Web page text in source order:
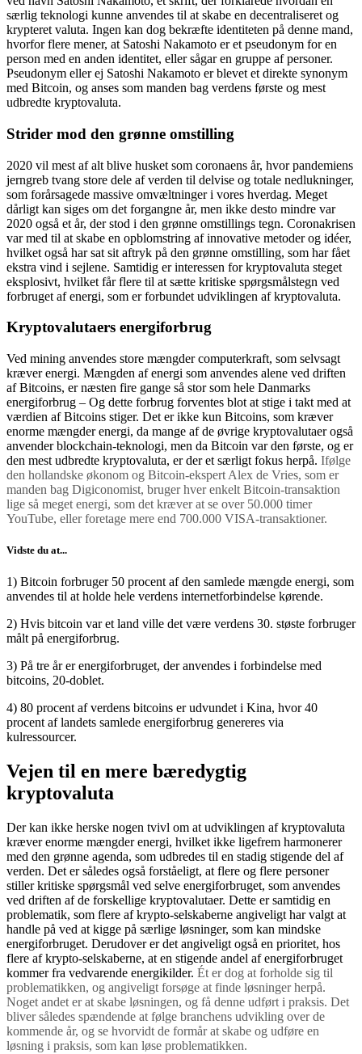
særlig teknologi kunne anvendes til at skabe en decentraliseret og
krypteret valuta. Ingen kan dog bekræfte identiteten på denne mand,
hvorfor flere mener, at Satoshi Nakamoto er et pseudonym for en
person med en anden identitet, eller sågar en gruppe af personer.
Pseudonym eller ej Satoshi Nakamoto er blevet et direkte synonym
med Bitcoin, og anses som manden bag verdens første og mest
udbredte kryptovaluta.
Strider mod den grønne omstilling
2020 vil mest af alt blive husket som coronaens år, hvor pandemiens
jerngreb tvang store dele af verden til delvise og totale nedlukninger,
som forårsagede massive omvæltninger i vores hverdag. Meget
dårligt kan siges om det forgangne år, men ikke desto mindre var
2020 også et år, der stod i den grønne omstillings tegn. Coronakrisen
var med til at skabe en opblomstring af innovative metoder og idéer,
hvilket også har sat sit aftryk på den grønne omstilling, som har fået
ekstra vind i sejlene. Samtidig er interessen for kryptovaluta steget
eksplosivt, hvilket får flere til at sætte kritiske spørgsmålstegn ved
forbruget af energi, som er forbundet udviklingen af kryptovaluta.
Kryptovalutaers energiforbrug
Ved mining anvendes store mængder computerkraft, som selvsagt
kræver energi. Mængden af energi som anvendes alene ved driften
af Bitcoins, er næsten fire gange så stor som hele Danmarks
energiforbrug – Og dette forbrug forventes blot at stige i takt med at
værdien af Bitcoins stiger. Det er ikke kun Bitcoins, som kræver
enorme mængder energi, da mange af de øvrige kryptovalutaer også
anvender blockchain-teknologi, men da Bitcoin var den første, og er
den mest udbredte kryptovaluta, er der et særligt fokus herpå. Ifølge
den hollandske økonom og Bitcoin-ekspert Alex de Vries, som er
manden bag Digiconomist, bruger hver enkelt Bitcoin-transaktion
lige så meget energi, som det kræver at se over 50.000 timer
YouTube, eller foretage mere end 700.000 VISA-transaktioner.
Vidste du at...
1) Bitcoin forbruger 50 procent af den samlede mængde energi, som
anvendes til at holde hele verdens internetforbindelse kørende.
2) Hvis bitcoin var et land ville det være verdens 30. støste forbruger
målt på energiforbrug.
3) På tre år er energiforbruget, der anvendes i forbindelse med
bitcoins, 20-doblet.
4) 80 procent af verdens bitcoins er udvundet i Kina, hvor 40
procent af landets samlede energiforbrug genereres via
kulressourcer.
Vejen til en mere bæredygtig
kryptovaluta
Der kan ikke herske nogen tvivl om at udviklingen af kryptovaluta
kræver enorme mængder energi, hvilket ikke ligefrem harmonerer
med den grønne agenda, som udbredes til en stadig stigende del af
verden. Det er således også forståeligt, at flere og flere personer
stiller kritiske spørgsmål ved selve energiforbruget, som anvendes
ved driften af de forskellige kryptovalutaer. Dette er samtidig en
problematik, som flere af krypto-selskaberne angiveligt har valgt at
handle på ved at kigge på særlige løsninger, som kan mindske
energiforbruget. Derudover er det angiveligt også en prioritet, hos
flere af krypto-selskaberne, at en stigende andel af energiforbruget
kommer fra vedvarende energikilder. Ét er dog at forholde sig til
problematikken, og angiveligt forsøge at finde løsninger herpå.
Noget andet er at skabe løsningen, og få denne udført i praksis. Det
bliver således spændende at følge branchens udvikling over de
kommende år, og se hvorvidt de formår at skabe og udføre en
løsning i praksis, som kan løse problematikken.